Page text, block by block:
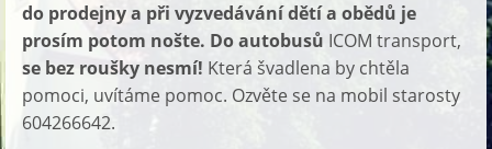
do prodejny a při vyzvedávání dětí a obědů je
prosím potom nošte. Do autobusů ICOM transport,
se bez roušky nesmí! Která švadlena by chtěla
pomoci, uvítáme pomoc. Ozvěte se na mobil starosty
604266642.